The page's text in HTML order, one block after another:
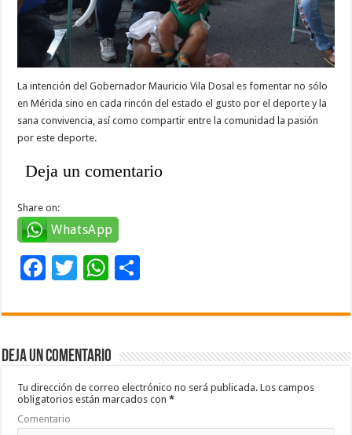
La intención del Gobernador Mauricio Vila Dosal es fomentar no sólo
en Mérida sino en cada rincón del estado el gusto por el deporte y la
sana convivencia, así como compartir entre la comunidad la pasión
por este deporte.
Deja un comentario
Share on:
WhatsApp
F
e
b
o
o
k
T
tt
er
W
at
sA
p
p
m
ar
ti
Deja un comentario
Tu dirección de correo electrónico no será publicada. Los campos
obligatorios están marcados con*
Comentario